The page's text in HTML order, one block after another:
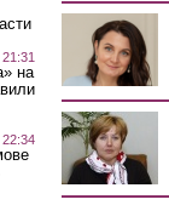
на